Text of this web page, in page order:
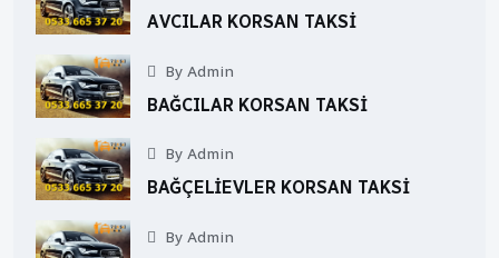
AVCILAR KORSAN TAKSI
By Admin
BAĞCILAR KORSAN TAKSI
By Admin
BAĞÇELIEVLER KORSAN TAKSI
By Admin